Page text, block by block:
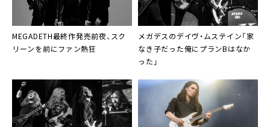
MEGADETH最終作発売前夜、スク
リーンを前にファン熱狂
メガデスのデイヴ・ムステイン「家
なき子だった俺にプランBはなか
った」